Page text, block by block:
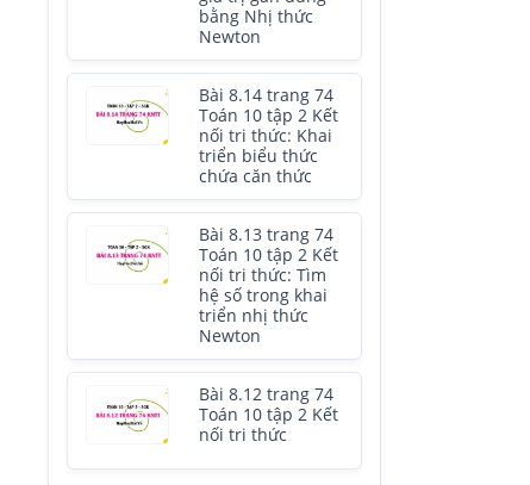
bằng Nhị thức
Newton
Bài 8.14 trang 74
Toán 10 tập 2 Kết
nối tri thức: Khai
triển biểu thức
chứa căn thức
Bài 8.13 trang 74
Toán 10 tập 2 Kết
nối tri thức: Tìm
hệ số trong khai
triển nhị thức
Newton
Bài 8.12 trang 74
Toán 10 tập 2 Kết
nối tri thức